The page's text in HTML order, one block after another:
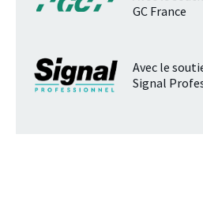
GC France
Avec le
Signal